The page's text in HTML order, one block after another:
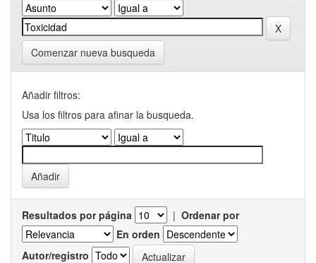
Comenzar nueva busqueda
Añadir filtros:
Usa los filtros para afinar la busqueda.
Resultados por página | Ordenar por
En orden
Autor/registro